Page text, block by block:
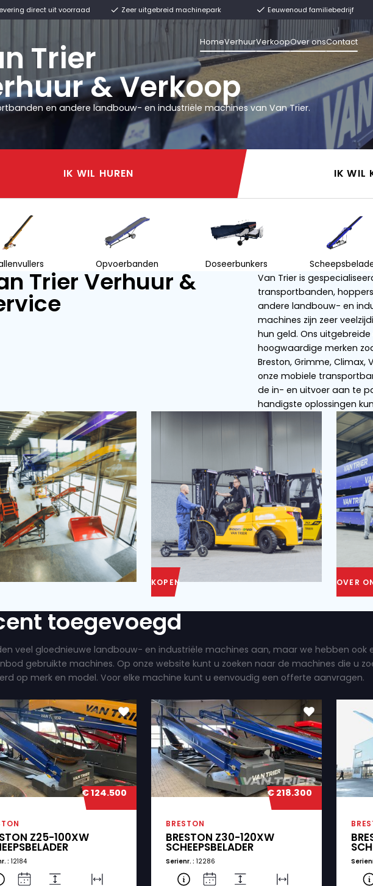
Snelle levering direct uit voorraad Zeer uitgebreid machinepark
HomeVerhuur
Van Trier
Verhuur & Verkoop
Transportbanden en andere landbouw- en industriële machines
IK WIL HUREN
IK WIL HUREN
Van Trier Verhuur &
HUREN KOPEN
Recent toegevoegd
We bieden veel gloednieuwe landbouw- en industriële machines
ruim aanbod gebruikte machines. Op onze website kunt u zoeken
gesorteerd op merk en model. Voor elke machine kunt u eenvoudig